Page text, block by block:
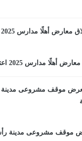
2025 اعتبارا من 1 سبتمبر
موقف مشروعى مدينة